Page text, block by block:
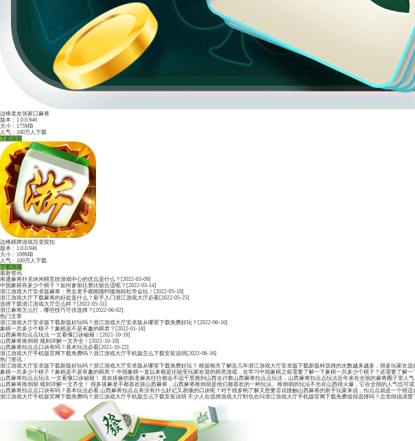
松原慢听麻将
版本：1.0.0.946
大小：175MB
人气：100万人下载
下载游戏